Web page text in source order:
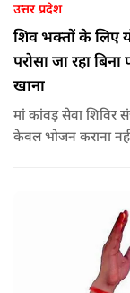
उत्तर प्रदेश
शिव भक्तों के लिए
परोसा जा रहा
खाना
मां कांवड़ सेवा शिविर
केवल भोजन कराना